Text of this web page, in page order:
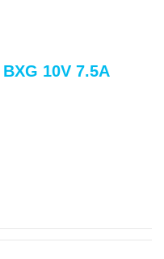
10V 7.5A